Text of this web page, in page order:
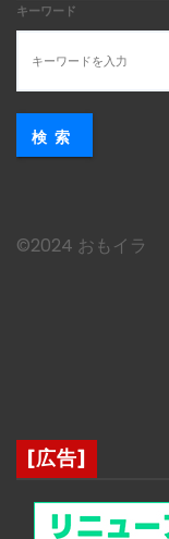
キーワード
検索
©︎2024 おもイラ
[広告]